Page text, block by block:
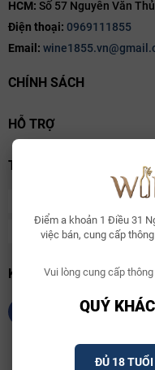
Điểm a khoản 1 Điều 31
việc bán, cung cấp
Vui lòng cung cấp
QUÝ
ĐỦ 18 TUỔI
HCM: Số 57 Nguyễn Văn
Điện thoại: 0969111855
Email:
CHÍNH SÁCH
HỖ TRỢ
THANH TOÁN
KẾT NỐI CHÚNG TÔI